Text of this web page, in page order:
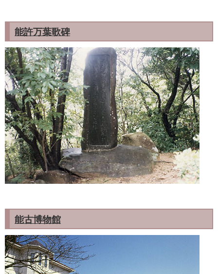
能許万葉歌碑
能古博物館